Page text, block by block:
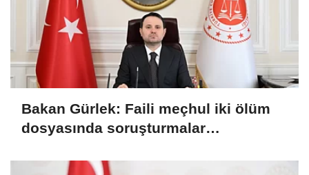
Bakan Gürlek: Faili meçhul iki ölüm
dosyasında soruşturmalar